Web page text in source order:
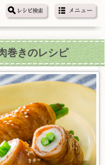
巻きのレシピ